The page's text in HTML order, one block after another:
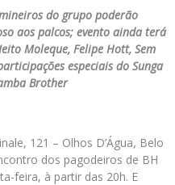
do grupo poderão
aos palcos; evento ainda terá
Moleque, Felipe Hott, Sem
especiais do Sunga
Brother
121 – Olhos D’Água, Belo
dos pagodeiros de BH
feira, à partir das 20h. E